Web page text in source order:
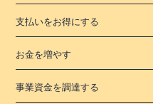
支払いをお得にする
お金を増やす
事業資金を調達する